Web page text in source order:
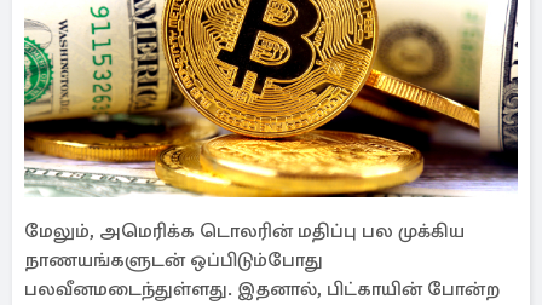
மேலும், அமெரிக்க டொலரின் மதிப்பு பல முக்கிய
நாணயங்களுடன் ஒப்பிடும்போது
பலவீனமடைந்துள்ளது. இதனால், பிட்காயின் போன்ற